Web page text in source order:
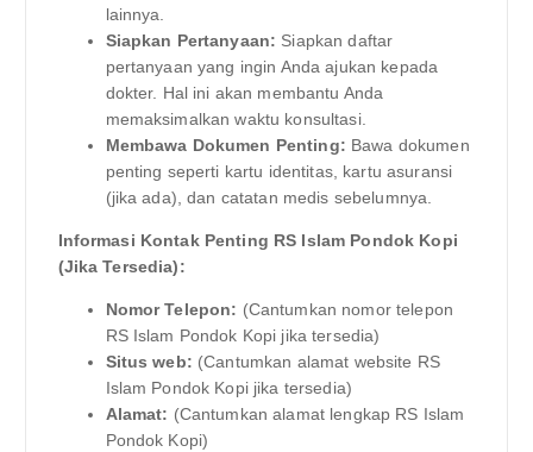
lainnya.
Siapkan Pertanyaan: Siapkan daftar
pertanyaan yang ingin Anda ajukan kepada
dokter. Hal ini akan membantu Anda
memaksimalkan waktu konsultasi.
Membawa Dokumen Penting: Bawa dokumen
penting seperti kartu identitas, kartu asuransi
(jika ada), dan catatan medis sebelumnya.
Informasi Kontak Penting RS Islam Pondok Kopi
(Jika Tersedia):
Nomor Telepon: (Cantumkan nomor telepon
RS Islam Pondok Kopi jika tersedia)
Situs web: (Cantumkan alamat website RS
Islam Pondok Kopi jika tersedia)
Alamat: (Cantumkan alamat lengkap RS Islam
Pondok Kopi)